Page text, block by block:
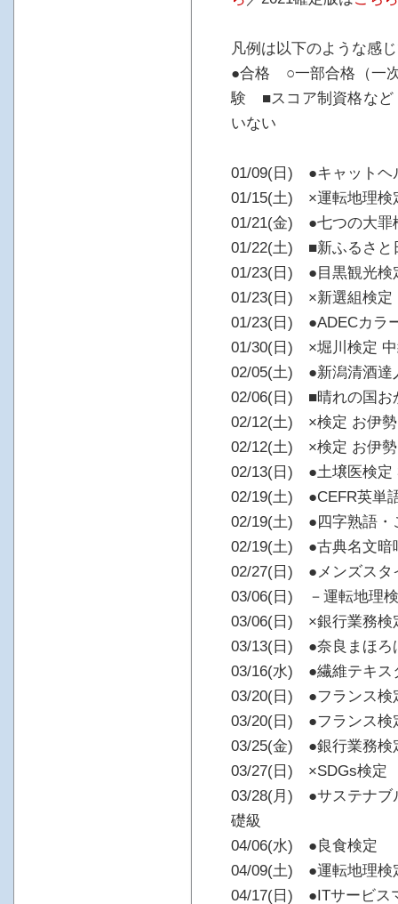
凡例は以下のような感
●合格 ○一部合格（一
験 ■スコア制資格な
いない
01/09(日) ●キャットヘ
01/15(土) ×運転地理検
01/21(金) ●七つの大罪
01/22(土) ■新ふるさと
01/23(日) ●目黒観光検
01/23(日) ×新選組検定
01/23(日) ●ADECカラ
01/30(日) ×堀川検定
02/05(土) ●新潟清酒達
02/06(日) ■晴れの国お
02/12(土) ×検定 お伊
02/12(土) ×検定 お伊勢
02/13(日) ●土壌医検定
02/19(土) ●CEFR英単
02/19(土) ●四字熟語・
02/19(土) ●古典名文暗
02/27(日) ●メンズスタ
03/06(日) －運転地理
03/06(日) ×銀行業務検
03/13(日) ●奈良まほろ
03/16(水) ●繊維テキス
03/20(日) ●フランス検
03/20(日) ●フランス検
03/25(金) ●銀行業務検
03/27(日) ×SDGs検定
03/28(月) ●サステナブ
礎級
04/06(水) ●良食検定
04/09(土) ●運転地理検
04/17(日) ●ITサービス